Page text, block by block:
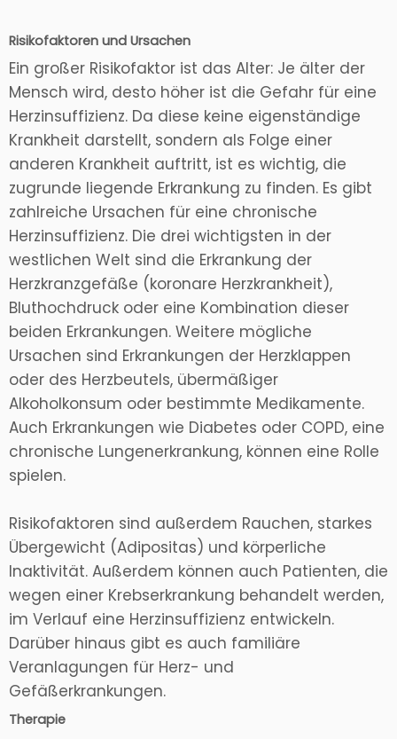
Risikofaktoren und Ursachen
Ein großer Risikofaktor ist das Alter: Je älter der
Mensch wird, desto höher ist die Gefahr für eine
Herzinsuffizienz. Da diese keine eigenständige
Krankheit darstellt, sondern als Folge einer
anderen Krankheit auftritt, ist es wichtig, die
zugrunde liegende Erkrankung zu finden. Es gibt
zahlreiche Ursachen für eine chronische
Herzinsuffizienz. Die drei wichtigsten in der
westlichen Welt sind die Erkrankung der
Herzkranzgefäße (koronare Herzkrankheit),
Bluthochdruck oder eine Kombination dieser
beiden Erkrankungen. Weitere mögliche
Ursachen sind Erkrankungen der Herzklappen
oder des Herzbeutels, übermäßiger
Alkoholkonsum oder bestimmte Medikamente.
Auch Erkrankungen wie Diabetes oder COPD, eine
chronische Lungenerkrankung, können eine Rolle
spielen.
Risikofaktoren sind außerdem Rauchen, starkes
Übergewicht (Adipositas) und körperliche
Inaktivität. Außerdem können auch Patienten, die
wegen einer Krebserkrankung behandelt werden,
im Verlauf eine Herzinsuffizienz entwickeln.
Darüber hinaus gibt es auch familiäre
Veranlagungen für Herz- und
Gefäßerkrankungen.
Therapie